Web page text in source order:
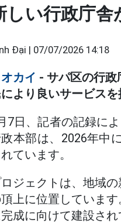
しい行政庁舎
Đại | 07/07/2026 14:18
カイ - サパ区の行
より良いサービスを
7日、記者の記録に
本部は、2026年中
ています。
ジェクトは、地域
上に位置していま
成に向けて建設され